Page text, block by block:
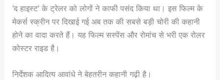
‘द हाइस्ट’ के ट्रेलर को लोगों ने काफी पसंद किया था। इस फिल्म के
मेकर्स स्क्रीन पर दिखाई गई अब तक की सबसे बड़ी चोरी की कहानी
होने का वादा करते हैं। यह फिल्म सस्पेंस और रोमांच से भरी एक रोलर
कोस्टर राइड है।
निर्देशक आदित्य आवांधे ने बेहतरीन कहानी गढ़ी है।